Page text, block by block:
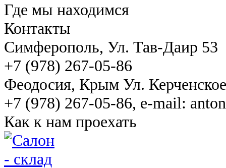
Где мы находимся
Контакты
Симферополь, Ул. Тав-Даир 53
+7 (978) 267-05-86
Феодосия, Крым Ул.
+7 (978) 267-05-86, e-mail:
Как к нам проехать